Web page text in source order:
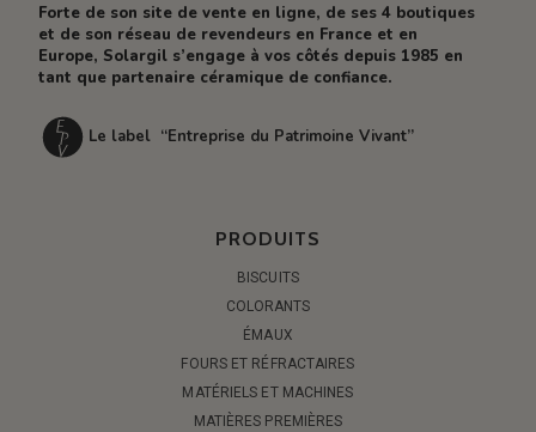
Forte de son site de vente en ligne, de ses 4 boutiques
et de son réseau de revendeurs en France et en
Europe, Solargil s’engage à vos côtés depuis 1985 en
tant que partenaire céramique de confiance.
Le label “Entreprise du Patrimoine Vivant”
PRODUITS
BISCUITS
COLORANTS
ÉMAUX
FOURS ET RÉFRACTAIRES
MATÉRIELS ET MACHINES
MATIÈRES PREMIÈRES